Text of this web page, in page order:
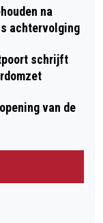
na
achtervolging
schrijft
van de